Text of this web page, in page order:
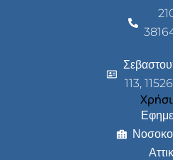
113,